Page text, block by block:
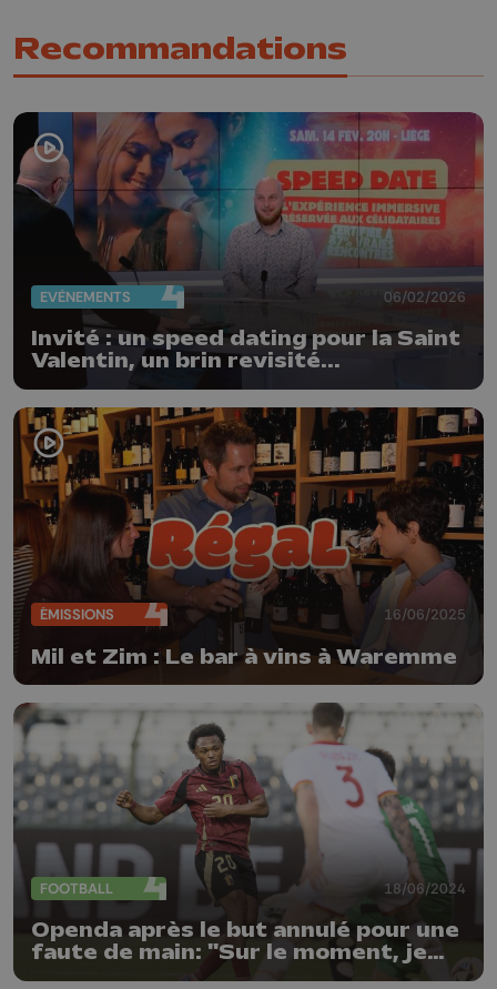
Recommandations
EVÈNEMENTS 06/02/2026
Invité : un speed dating pour la Saint
Valentin, un brin revisité...
ÉMISSIONS 16/06/2025
Mil et Zim : Le bar à vins à Waremme
FOOTBALL 18/06/2024
Openda après le but annulé pour une
faute de main: "Sur le moment, je